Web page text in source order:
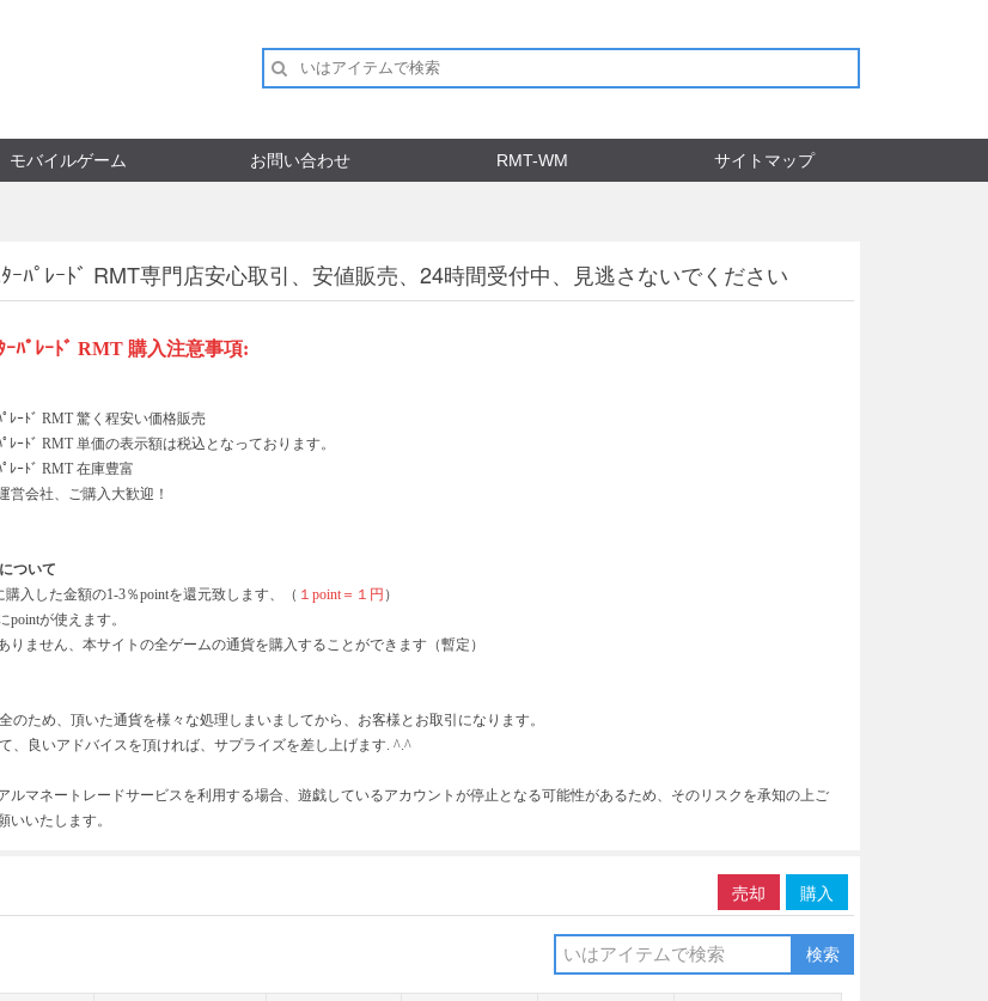
モバイルゲーム お問い合わせ RMT-WM サイトマップ
ﾀｰﾊﾟﾚｰﾄﾞ RMT専門店安心取引、安値販売、24時間受付中、見逃さないでください
ｰﾊﾟﾚｰﾄﾞ RMT 購入注意事項:
ﾚｰﾄﾞ RMT 驚く程安い価格販売
ﾚｰﾄﾞ RMT 単価の表示額は税込となっております。
ﾚｰﾄﾞ RMT 在庫豊富
営会社、ご購入大歓迎！
ついて
入した金額の1-3％pointを還元致します、（ １ point＝１円 ）
pointが使えます。
りません、本サイトの全ゲームの通貨を購入することができます（暫定）
のため、頂いた通貨を様々な処理しまいましてから、お客様とお取引になります。
、良いアドバイスを頂ければ、サプライズを差し上げます. ^.^
ルマネートレードサービスを利用する場合、遊戯しているアカウントが停止となる可能性があるため、そのリスクを承知の上ご
いいたします。
購入
売却
検索